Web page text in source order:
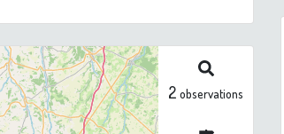
2 observations